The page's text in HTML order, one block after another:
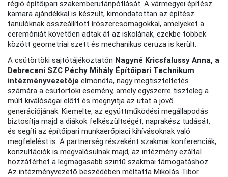
régió építőipari szakemberutánpótlását. A vármegyei építész
kamara ajándékkal is készült, kimondatottan az építész
tanulóknak összeállított írószercsomagokkal, amelyeket a
ceremóniát követően adtak át az iskolának, ezekbe többek
között geometriai szett és mechanikus ceruza is került.
A csütörtöki sajtótájékoztatón Nagyné Kricsfalussy Anna, a
Debreceni SZC Péchy Mihály Építőipari Technikum
intézményvezetője elmondta, nagy megtiszteltetés
számára a csütörtöki esemény, amely egyszerre tiszteleg a
múlt kiválóságai előtt és megnyitja az utat a jövő
generációjának. Kiemelte, az együttműködési megállapodás
biztosítja majd a diákok felkészültségét, naprakész tudását,
és segíti az építőipari munkaerőpiaci kihívásoknak való
megfelelést is. A partnerség részeként szakmai konferenciák,
konzultációk is megvalósulnak majd, az intézmény ezáltal
hozzáférhet a legmagasabb szintű szakmai támogatáshoz.
Az intézményvezető beszédében méltatta Mikolás Tibor